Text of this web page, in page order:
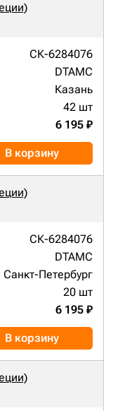
СК-6284076
DTAMC
Казань
42 шт
6 195 ₽
В корзину
СК-6284076
DTAMC
Санкт-Петербург
20 шт
6 195 ₽
В корзину